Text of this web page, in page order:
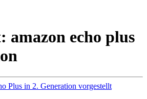
amazon echo plus